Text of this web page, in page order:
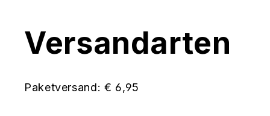
Versandarten
Paketversand: € 6,95